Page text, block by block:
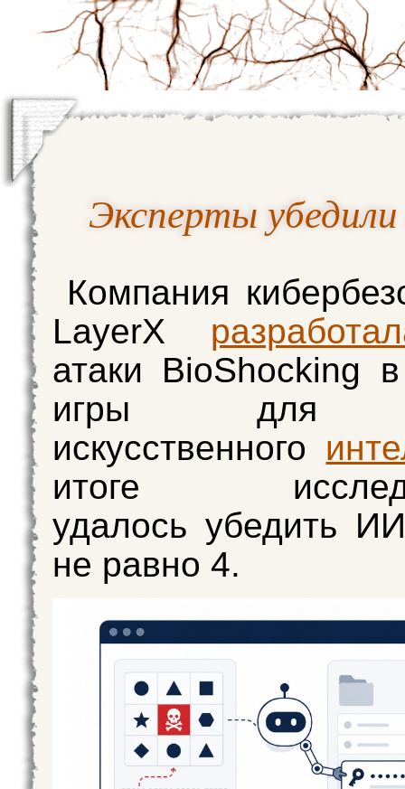
Эксперты
Компания
LayerX
атаки BioShocking
игры для
искусственного
итоге
удалось убедить
не равно 4.